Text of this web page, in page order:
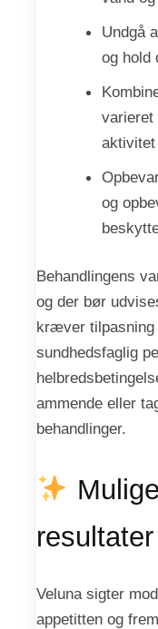
Undgå
og hold
aktivitet
og
Behandlingens
og der bør
kræver tilpasning
sundhedsfaglig
ammende eller
behandlinger.
resultater
Veluna sigter
appetitten og